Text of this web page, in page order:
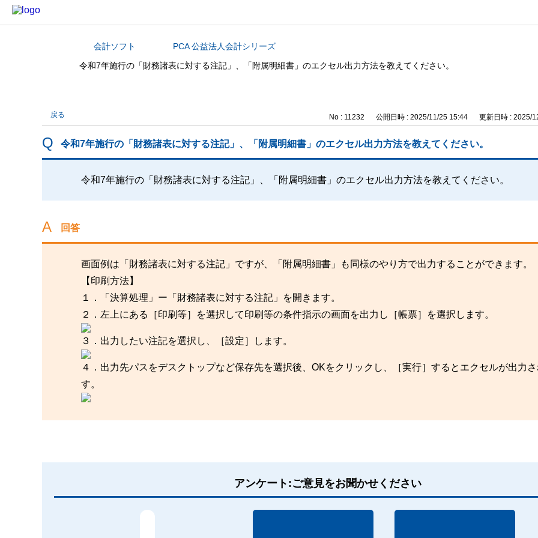
カテゴリから探す
会計ソフト
PCA 公益法人会計シリーズ
令和7年施行の「財務諸表に対する注記」、「附属明細書」のエクセル出力方法を教えてください。
戻る No : 11232 公開日時 : 2025/11/25 15:44 更新日時 : 2025/
令和7年施行の「財務諸表に対する注記」、「附属明細書」のエクセル出力方法を教えてください。
令和7年施行の「財務諸表に対する注記」、「附属明細書」のエクセル出力方法を教えてください。
回答
画面例は「財務諸表に対する注記」ですが、「附属明細書」も同様のやり方で出力することができます。
【印刷方法】
１．「決算処理」ー「財務諸表に対する注記」を開きます。
２．左上にある［印刷等］を選択して印刷等の条件指示の画面を出力し［帳票］を選択します。
３．出力したい注記を選択し、［設定］します。
４．出力先パスをデスクトップなど保存先を選択後、OKをクリックし、［実行］するとエクセルが出力
す。
アンケート:ご意見をお聞かせください